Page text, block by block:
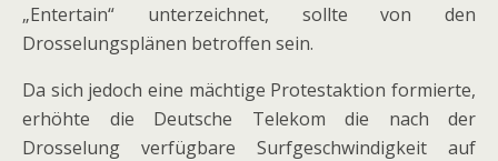
„Entertain“ unterzeichnet, sollte von den
Drosselungsplänen betroffen sein.
Da sich jedoch eine mächtige Protestaktion formierte,
erhöhte die Deutsche Telekom die nach der
Drosselung verfügbare Surfgeschwindigkeit auf